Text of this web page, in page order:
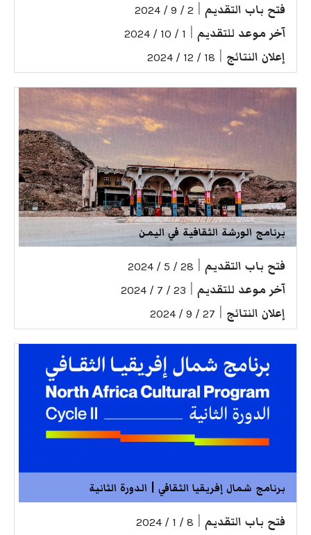
فتح باب التقديم 2 / 9 / 2024
آخر موعد للتقديم 1 / 10 / 2024
إعلان النتائج 18 / 12 / 2024
برنامج الورشة الثقافية في اليمن
فتح باب التقديم 28 / 5 / 2024
آخر موعد للتقديم 23 / 7 / 2024
إعلان النتائج 27 / 9 / 2024
برنامج شمال إفريقيا الثقافي | الدورة الثانية
فتح باب التقديم 8 / 1 / 2024